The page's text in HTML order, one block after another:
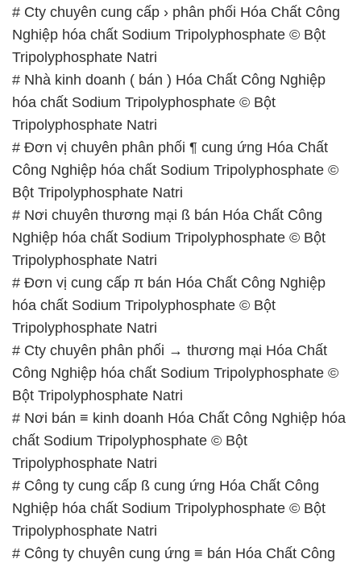
# Cty chuyên cung cấp › phân phối Hóa Chất Công
Nghiệp hóa chất Sodium Tripolyphosphate © Bột
Tripolyphosphate Natri
# Nhà kinh doanh ( bán ) Hóa Chất Công Nghiệp
hóa chất Sodium Tripolyphosphate © Bột
Tripolyphosphate Natri
# Đơn vị chuyên phân phối ¶ cung ứng Hóa Chất
Công Nghiệp hóa chất Sodium Tripolyphosphate ©
Bột Tripolyphosphate Natri
# Nơi chuyên thương mại ß bán Hóa Chất Công
Nghiệp hóa chất Sodium Tripolyphosphate © Bột
Tripolyphosphate Natri
# Đơn vị cung cấp π bán Hóa Chất Công Nghiệp
hóa chất Sodium Tripolyphosphate © Bột
Tripolyphosphate Natri
# Cty chuyên phân phối → thương mại Hóa Chất
Công Nghiệp hóa chất Sodium Tripolyphosphate ©
Bột Tripolyphosphate Natri
# Nơi bán ≡ kinh doanh Hóa Chất Công Nghiệp hóa
chất Sodium Tripolyphosphate © Bột
Tripolyphosphate Natri
# Công ty cung cấp ß cung ứng Hóa Chất Công
Nghiệp hóa chất Sodium Tripolyphosphate © Bột
Tripolyphosphate Natri
# Công ty chuyên cung ứng ≡ bán Hóa Chất Công